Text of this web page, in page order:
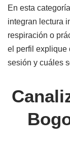
En esta
integran lectura
respiración o
el perfil explique
sesión y cuáles